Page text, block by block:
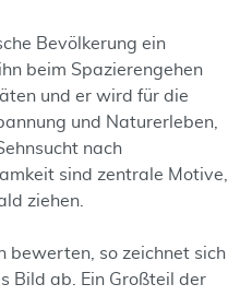
Bevölkerung ein
beim Spazierengehen
und er wird für die
und Naturerleben,
nach
sind zentrale Motive,
ziehen.
bewerten, so zeichnet sich
Bild ab. Ein Großteil der